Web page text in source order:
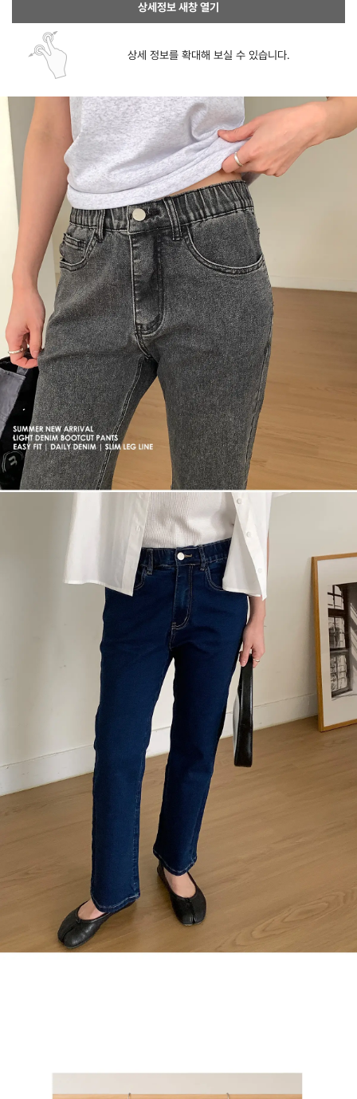
상세정보 새창 열기
상세 정보를 확대해 보실 수 있습니다.